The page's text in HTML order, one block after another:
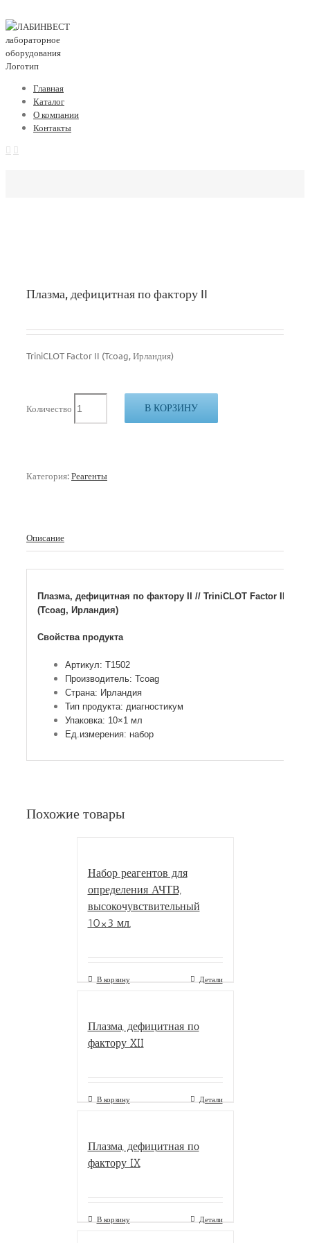
Главная
Каталог
О компании
Контакты
Плазма, дефицитная по фактору II
TriniCLOT Factor II (Tcoag, Ирландия)
Количество В КОРЗИНУ
Категория:Реагенты
Описание
Плазма, дефицитная по фактору II // TriniCLOT Factor II
(Tcoag, Ирландия)
Свойства продукта
Артикул: T1502
Производитель: Tcoag
Страна: Ирландия
Тип продукта: диагностикум
Упаковка: 10×1 мл
Ед.измерения: набор
Похожие товары
Набор реагентов для
определения АЧТВ,
высокочувствительный
10×3 мл.
В корзину Детали
Плазма, дефицитная по
фактору XII
В корзину Детали
Плазма, дефицитная по
фактору IX
В корзину Детали